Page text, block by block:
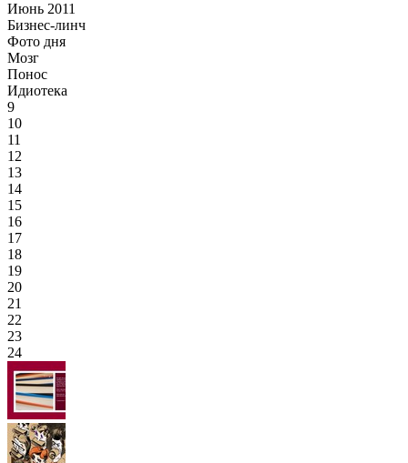
Июнь 2011
Бизнес-линч
Фото дня
Мозг
Понос
Идиотека
9
10
11
12
13
14
15
16
17
18
19
20
21
22
23
24